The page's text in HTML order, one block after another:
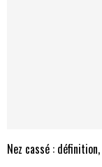
Nez cassé :